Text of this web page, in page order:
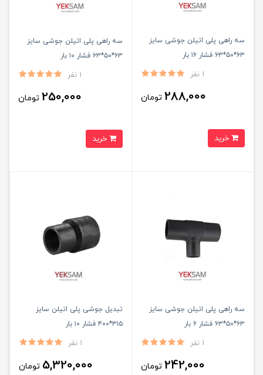
سه راهی پلی اتیلن جوشی سایز
۶۳*۵۰*۶۳ فشار ۱۶ بار
1 نفر
288,000 تومان
سه راهی پلی اتیلن جوشی سایز
۶۳*۵۰*۶۳ فشار ۱۰ بار
1 نفر
250,000 تومان
سه راهی پلی اتیلن جوشی سایز
۶۳*۵۰*۶۳ فشار ۶ بار
1 نفر
242,000 تومان
تبدیل جوشی پلی اتیلن سایز
۳۱۵*۴۰۰ فشار ۱۰ بار
1 نفر
5,320,000 تومان